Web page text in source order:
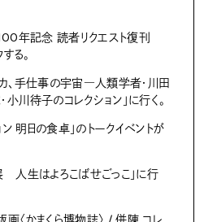
年記念 読者リクエスト復刊
る。
カ、手仕事の宇宙―人類学者・川田
川待子のコレクション」に行く。
ン 明日の食卓」のトークイベントが
人生はよろこばせごっこ」に行